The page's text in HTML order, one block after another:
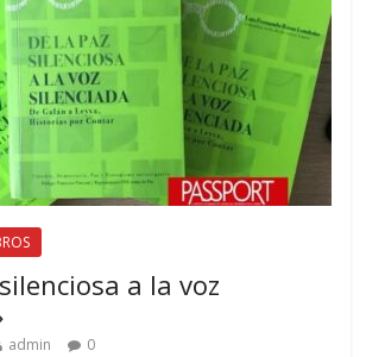
a la voz
admin 0